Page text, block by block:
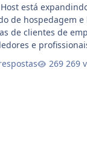
Host está
de hospedagem
de clientes de
e
suas atividades ou
Se você possui
269